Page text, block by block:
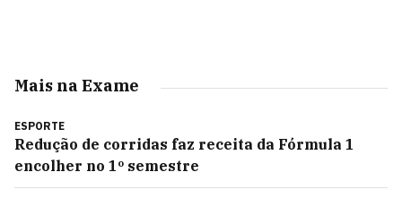
Mais na Exame
ESPORTE
Redução de corridas faz receita da Fórmula 1
encolher no 1º semestre